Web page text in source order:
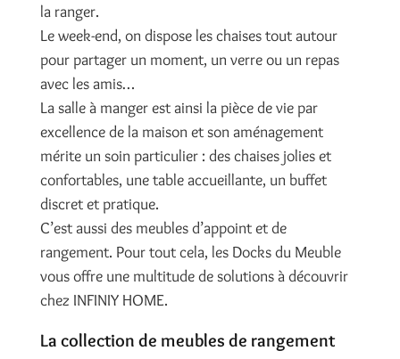
la ranger.
Le week-end, on dispose les chaises tout autour
pour partager un moment, un verre ou un repas
avec les amis…
La salle à manger est ainsi la pièce de vie par
excellence de la maison et son aménagement
mérite un soin particulier : des chaises jolies et
confortables, une table accueillante, un buffet
discret et pratique.
C’est aussi des meubles d’appoint et de
rangement. Pour tout cela, les Docks du Meuble
vous offre une multitude de solutions à découvrir
chez INFINIY HOME.
La collection de meubles de rangement